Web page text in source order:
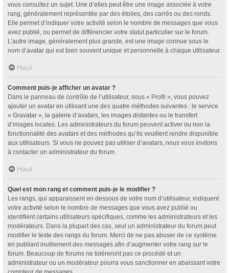
vous consultez un sujet. Une d’elles peut être une image associée à votre
rang, généralement représentée par des étoiles, des carrés ou des ronds.
Elle permet d’indiquer votre activité selon le nombre de messages que vous
avez publié, ou permet de différencier votre statut particulier sur le forum.
L’autre image, généralement plus grande, est une image connue sous le
nom d’avatar qui est bien souvent unique et personnelle à chaque utilisateur.
Haut
Comment puis-je afficher un avatar ?
Dans le panneau de contrôle de l’utilisateur, sous « Profil », vous pouvez
ajouter un avatar en utilisant une des quatre méthodes suivantes : le service
« Gravatar », la galerie d’avatars, les images distantes ou le transfert
d’images locales. Les administrateurs du forum peuvent activer ou non la
fonctionnalité des avatars et des méthodes qu’ils veuillent rendre disponible
aux utilisateurs. Si vous ne pouvez pas utiliser d’avatars, nous vous invitons
à contacter un administrateur du forum.
Haut
Quel est mon rang et comment puis-je le modifier ?
Les rangs, qui apparaissent en dessous de votre nom d’utilisateur, indiquent
votre activité selon le nombre de messages que vous avez publié ou
identifient certains utilisateurs spécifiques, comme les administrateurs et les
modérateurs. Dans la plupart des cas, seul un administrateur du forum peut
modifier le texte des rangs du forum. Merci de ne pas abuser de ce système
en publiant inutilement des messages afin d’augmenter votre rang sur le
forum. Beaucoup de forums ne toléreront pas ce procédé et un
administrateur ou un modérateur pourra vous sanctionner en abaissant votre